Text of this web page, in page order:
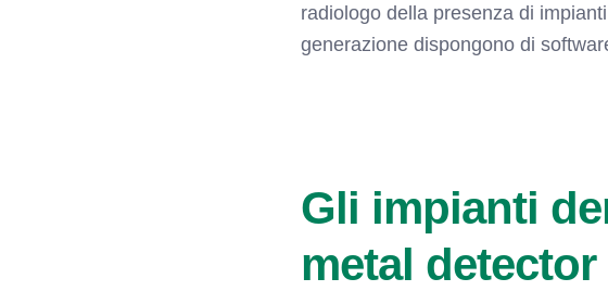
radiologo della presenza di
generazione dispongono di
Gli impianti
metal